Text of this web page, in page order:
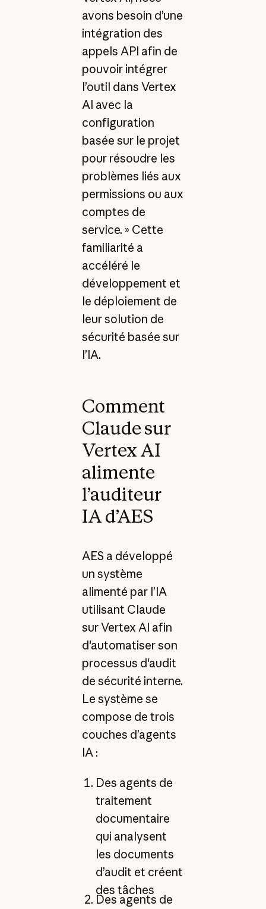
avons besoin d’une
intégration des
appels API afin de
pouvoir intégrer
l’outil dans Vertex
AI avec la
configuration
basée sur le projet
pour résoudre les
problèmes liés aux
permissions ou aux
comptes de
service. » Cette
familiarité a
accéléré le
développement et
le déploiement de
leur solution de
sécurité basée sur
l’IA.
Comment
Claude sur
Vertex AI
alimente
l’auditeur
IA d’AES
AES a développé
un système
alimenté par l’IA
utilisant Claude
sur Vertex AI afin
d'automatiser son
processus d'audit
de sécurité interne.
Le système se
compose de trois
couches d’agents
IA :
Des agents de
traitement
documentaire
qui analysent
les documents
d’audit et créent
des tâches
Des agents de